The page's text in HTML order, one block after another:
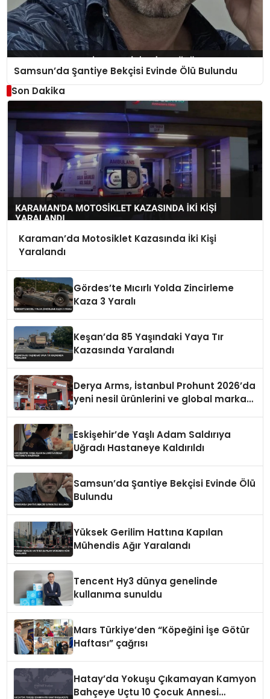
Samsun’da Şantiye Bekçisi Evinde Ölü Bulundu
Son Dakika
Karaman’da Motosiklet Kazasında İki Kişi
Yaralandı
Gördes’te Mıcırlı Yolda Zincirleme
Kaza 3 Yaralı
Keşan’da 85 Yaşındaki Yaya Tır
Kazasında Yaralandı
Derya Arms, İstanbul Prohunt 2026’da
yeni nesil ürünlerini ve global marka
Eskişehir’de Yaşlı Adam Saldırıya
Uğradı Hastaneye Kaldırıldı
Samsun’da Şantiye Bekçisi Evinde Ölü
Bulundu
Yüksek Gerilim Hattına Kapılan
Mühendis Ağır Yaralandı
Tencent Hy3 dünya genelinde
kullanıma sunuldu
Mars Türkiye’den “Köpeğini İşe Götür
Haftası” çağrısı
Hatay’da Yokuşu Çıkamayan Kamyon
Bahçeye Uçtu 10 Çocuk Annesi